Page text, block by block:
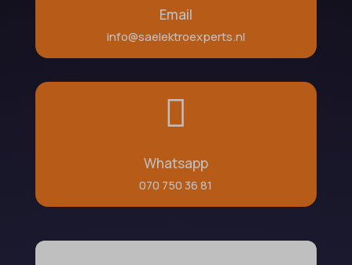
Email
info@saelektroexperts.nl

Whatsapp
070 750 36 81